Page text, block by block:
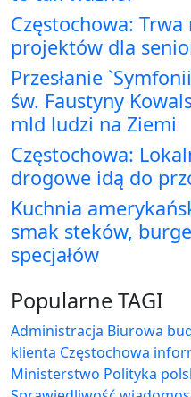
Częstochowa:
projektów dla
Przesłanie
św. Faustyny
mld ludzi na Ziemi
Częstochowa:
drogowe idą do
Kuchnia
smak steków,
specjałów
Popularne TAGI
Administracja Biurowa
klienta Częstochowa
Ministerstwo Polityka